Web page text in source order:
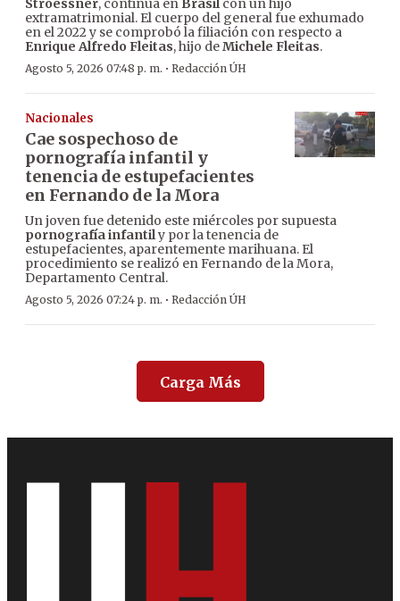
Stroessner, continúa en Brasilcon un hijo
extramatrimonial. El cuerpo del general fue exhumado
en el 2022 y se comprobó la filiación con respecto a
Enrique Alfredo Fleitas, hijo deMichele Fleitas.
Agosto 5, 2026 07:48 p. m. · Redacción ÚH
Nacionales
Cae sospechoso de
pornografía infantil y
tenencia de estupefacientes
en Fernando de la Mora
Un joven fue detenido este miércoles por supuesta
pornografía infantily por la tenencia de
estupefacientes, aparentemente marihuana. El
procedimiento se realizó en Fernando de la Mora,
Departamento Central.
Agosto 5, 2026 07:24 p. m. · Redacción ÚH
Carga Más